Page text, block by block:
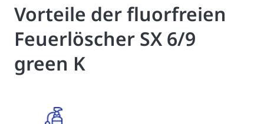
Vorteile der fluorfreien
Feuerlöscher SX 6/9
green K